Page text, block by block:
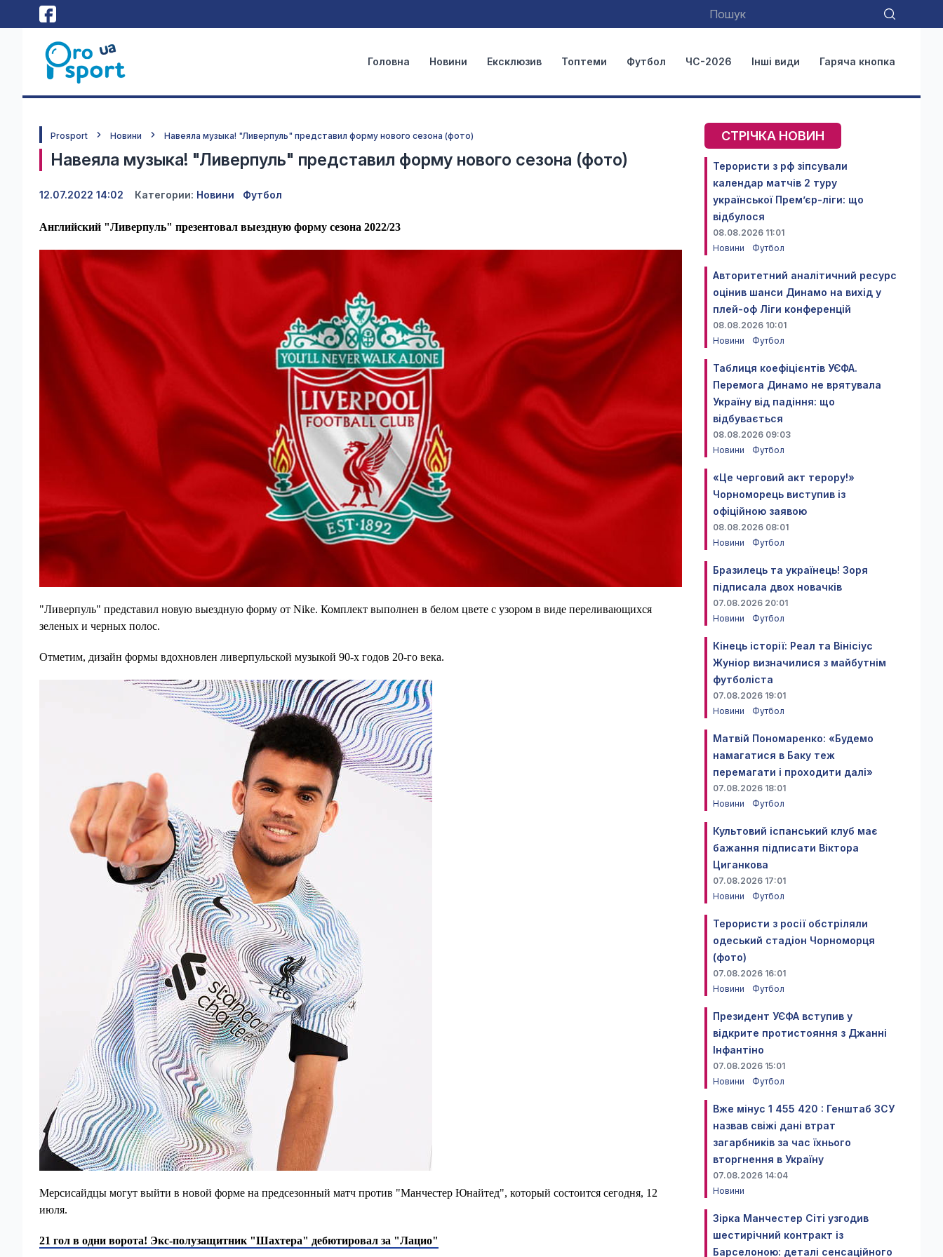
Головна Новини Ексклюзив Топтеми Футбол ЧС-2026 Інші види Гаряча кнопка
Prosport Новини Навеяла музыка! "Ливерпуль" представил форму нового сезона (фото)
Навеяла музыка! "Ливерпуль" представил форму нового сезона (фото)
12.07.2022 14:02 Категории: Новини Футбол
Английский "Ливерпуль" презентовал выездную форму сезона 2022/23
"Ливерпуль" представил новую выездную форму от Nike. Комплект выполнен в белом цвете с узором в виде переливающихся
зеленых и черных полос.
Отметим, дизайн формы вдохновлен ливерпульской музыкой 90-х годов 20-го века.
Мерсисайдцы могут выйти в новой форме на предсезонный матч против "Манчестер Юнайтед", который состоится сегодня, 12
июля.
21 гол в одни ворота! Экс-полузащитник "Шахтера" дебютировал за "Лацио"
СТРІЧКА НОВИН
Терористи з рф зіпсували
календар матчів 2 туру
української Прем’єр-ліги: що
відбулося
08.08.2026 11:01
Новини
Футбол
Авторитетний аналітичний ресурс
оцінив шанси Динамо на вихід у
плей-оф Ліги конференцій
08.08.2026 10:01
Новини
Футбол
Таблиця коефіцієнтів УЄФА.
Перемога Динамо не врятувала
Україну від падіння: що
відбувається
08.08.2026 09:03
Новини
Футбол
«Це черговий акт терору!»
Чорноморець виступив із
офіційною заявою
08.08.2026 08:01
Новини
Футбол
Бразилець та українець! Зоря
підписала двох новачків
07.08.2026 20:01
Новини
Футбол
Кінець історії: Реал та Вінісіус
Жуніор визначилися з майбутнім
футболіста
07.08.2026 19:01
Новини
Футбол
Матвій Пономаренко: «Будемо
намагатися в Баку теж
перемагати і проходити далі»
07.08.2026 18:01
Новини
Футбол
Культовий іспанський клуб має
бажання підписати Віктора
Циганкова
07.08.2026 17:01
Новини
Футбол
Терористи з росії обстріляли
одеський стадіон Чорноморця
(фото)
07.08.2026 16:01
Новини
Футбол
Президент УЄФА вступив у
відкрите протистояння з Джанні
Інфантіно
07.08.2026 15:01
Новини
Футбол
Вже мінус 1 455 420 : Генштаб ЗСУ
назвав свіжі дані втрат
загарбників за час їхнього
вторгнення в Україну
07.08.2026 14:04
Новини
Зірка Манчестер Сіті узгодив
шестирічний контракт із
Барселоною: деталі сенсаційного